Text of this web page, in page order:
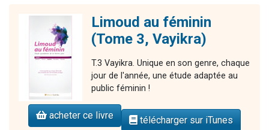
Limoud au féminin
(Tome 3, Vayikra)
T.3 Vayikra. Unique en son genre, chaque
jour de l'année, une étude adaptée au
public féminin !
acheter ce livre télécharger sur iTunes